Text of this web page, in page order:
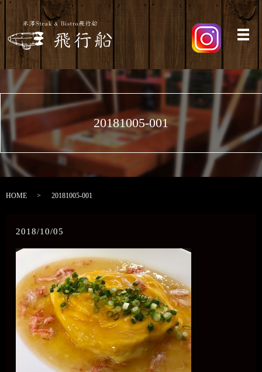
メ
20181005-001
HOME 20181005-001
2018/10/05